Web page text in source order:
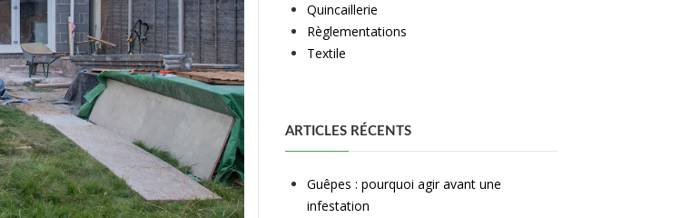
Quincaillerie
Règlementations
Textile
ARTICLES RÉCENTS
Guêpes : pourquoi agir avant une
infestation